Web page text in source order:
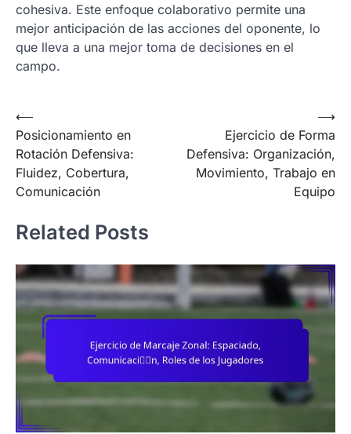
cohesiva. Este enfoque colaborativo permite una
mejor anticipación de las acciones del oponente, lo
que lleva a una mejor toma de decisiones en el
campo.
Post
navigation
⟵
Posicionamiento en
Rotación Defensiva:
Fluidez, Cobertura,
Comunicación
Ejercicio de Forma
Defensiva: Organización,
Movimiento, Trabajo en
Equipo
⟶
Related Posts